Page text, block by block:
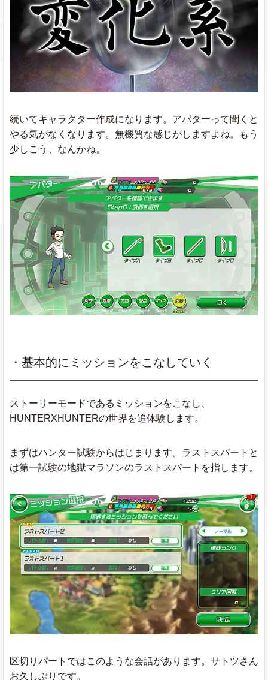
続いてキャラクター作成になります。アバターって聞くと
やる気がなくなります。無機質な感じがしますよね。もう
少しこう、なんかね。
・基本的にミッションをこなしていく
ストーリーモードであるミッションをこなし、
HUNTERXHUNTERの世界を追体験します。
まずはハンター試験からはじまります。ラストスパートと
は第一試験の地獄マラソンのラストスパートを指します。
区切りパートではこのような会話があります。サトツさん
お久しぶりです。